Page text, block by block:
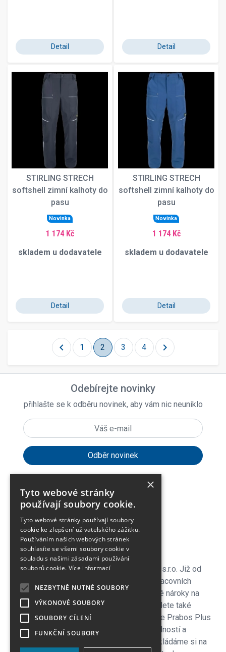
Detail Detail
STIRLING STRECH
softshell zimní kalhoty do
pasu
Novinka
1 174 Kč
skladem u dodavatele
Detail
STIRLING STRECH
softshell zimní kalhoty do
pasu
Novinka
1 174 Kč
skladem u dodavatele
Detail
chevron_left 1 2 3 4 chevron_right
Odebírejte novinky
přihlašte se k odběru novinek, aby vám nic neuniklo
Zákaznické menu expand_more
Praktické odkazy expand_more
O firmě
Vítejte v e-shopu společnosti Jiří Palička s.r.o. Již od
roku 1990 se specializujeme na prodej pracovních
ochranných pomůcek, které splňují vysoké nároky na
bezpečnost a pohodlí. V naší nabídce najdete také
kvalitní trekingovou obuv českého výrobce Prabos Plus
a.s. ze Slavičína, která je známá svou odolností a
komfortem i v náročných podmínkách. Zakládáme si na
×
Tyto webové stránky
používají soubory cookie.
Tyto webové stránky používají soubory
cookie ke zlepšení uživatelského zážitku.
Používáním našich webových stránek
souhlasíte se všemi soubory cookie v
souladu s našimi zásadami používání
souborů cookie. Více informací
NEZBYTNĚ NUTNÉ SOUBORY
VÝKONOVÉ SOUBORY
SOUBORY CÍLENÍ
FUNKČNÍ SOUBORY